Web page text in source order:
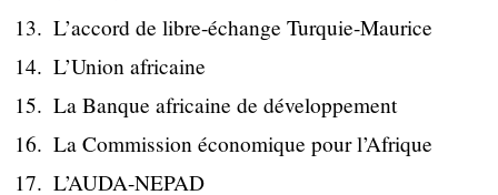
L’accord de libre-échange Turquie-Maurice
L’Union africaine
La Banque africaine de développement
La Commission économique pour l’Afrique
L’AUDA-NEPAD